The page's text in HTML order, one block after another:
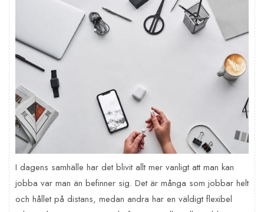
I dagens samhälle har det blivit allt mer vanligt att man kan
jobba var man än befinner sig. Det är många som jobbar helt
och hållet på distans, medan andra har en väldigt flexibel